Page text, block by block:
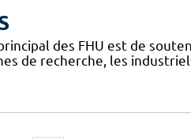
des FHU est de
de recherche, les